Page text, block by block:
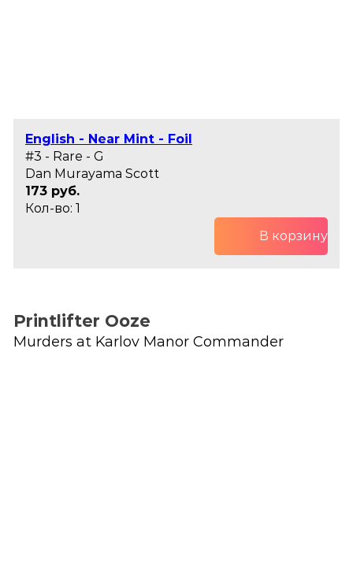
English - Near Mint - Foil
#3 - Rare - G
Dan Murayama Scott
173 руб.
Кол-во: 1
В корзину
Printlifter Ooze
Murders at Karlov Manor Commander